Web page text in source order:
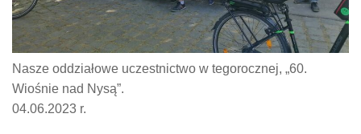
Nasze oddziałowe uczestnictwo w tegorocznej, „60.
Wiośnie nad Nysą”.
04.06.2023 r.